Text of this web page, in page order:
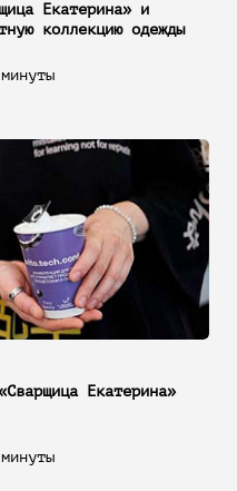
Екатерина» и
коллекцию одежды
Екатерина»